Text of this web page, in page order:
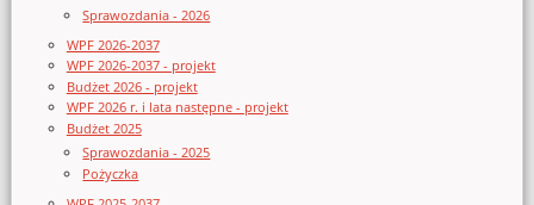
Sprawozdania - 2026
WPF 2026-2037
WPF 2026-2037 - projekt
Budżet 2026 - projekt
WPF 2026 r. i lata następne - projekt
Budżet 2025
Sprawozdania - 2025
Pożyczka